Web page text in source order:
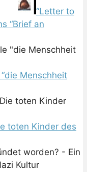
“Letter to
“Brief an
Menschheit
toten Kinder des